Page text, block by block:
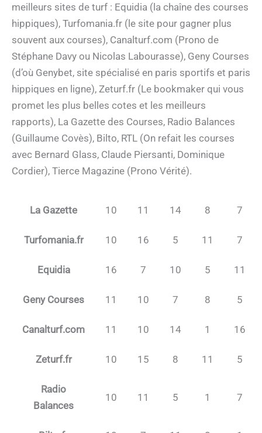
meilleurs sites de turf : Equidia (la chaîne des courses
hippiques), Turfomania.fr (le site pour gagner plus
souvent aux courses), Canalturf.com (Prono de
Stéphane Davy ou Nicolas Labourasse), Geny Courses
(d’où Genybet, site spécialisé en paris sportifs et paris
hippiques en ligne), Zeturf.fr (Le bookmaker qui vous
promet les plus belles cotes et les meilleurs
rapports), La Gazette des Courses, Radio Balances
(Guillaume Covès), Bilto, RTL (On refait les courses
avec Bernard Glass, Claude Piersanti, Dominique
Cordier), Tierce Magazine (Prono Vérité).
La Gazette 10 11 14 8 7
Turfomania.fr 10 16 5 11 7
Equidia 16 7 10 5 11
Geny Courses 11 10 7 8 5
Canalturf.com 11 10 14 1 16
Zeturf.fr 10 15 8 11 5
Radio
Balances
10 11 5 1 7